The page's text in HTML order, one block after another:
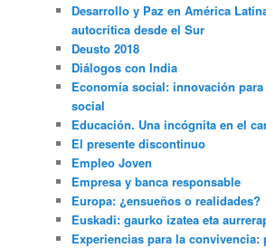
Desarrollo y Paz en América
autocrítica desde el Sur
Deusto 2018
Diálogos con India
Economía social: innovación
social
Educación. Una incógnita en el
El presente discontinuo
Empleo Joven
Empresa y banca responsable
Europa: ¿ensueños o realidades?
Euskadi: gaurko izatea eta
Experiencias para la convivencia: